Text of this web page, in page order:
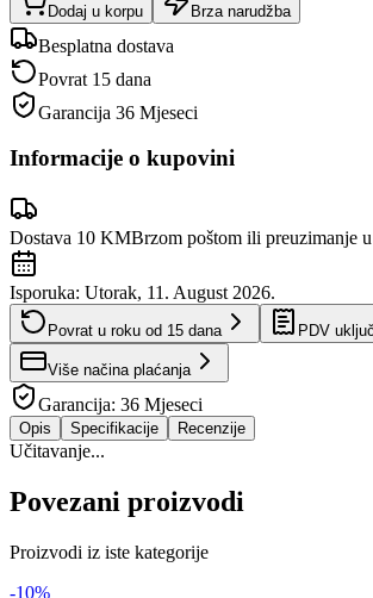
Dodaj u korpu Brza narudžba
Besplatna dostava
Povrat 15 dana
Garancija 36 Mjeseci
Informacije o kupovini
Dostava 10 KMBrzom poštom ili preuzimanje
Isporuka: Utorak, 11. August 2026.
Povrat u roku od 15 dana PDV
Više načina plaćanja
Garancija: 36 Mjeseci
Opis Specifikacije Recenzije
Učitavanje...
Povezani proizvodi
Proizvodi iz iste kategorije
-10%